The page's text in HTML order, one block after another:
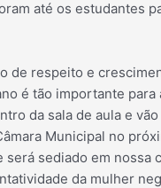
até os estudantes
de respeito e
é tão importante para
da sala de aula e
Municipal no
sediado em nossa
da mulher